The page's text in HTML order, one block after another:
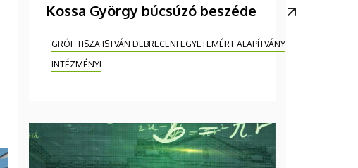
Kossa György búcsúzó beszéde
GRÓF TISZA ISTVÁN DEBRECENI EGYETEMÉRT ALAPÍTVÁNY
INTÉZMÉNYI